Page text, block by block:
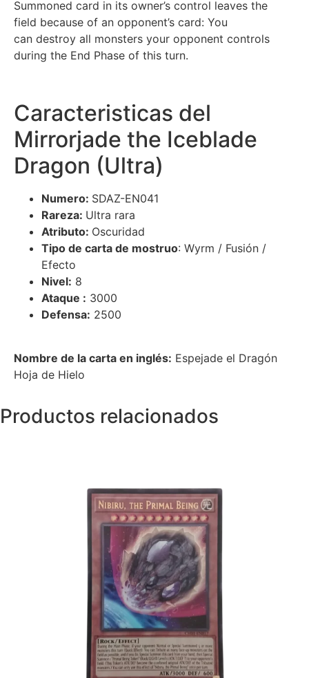
Summoned card in its owner’s control leaves the
field because of an opponent’s card: You
can destroy all monsters your opponent controls
during the End Phase of this turn.
Caracteristicas del
Mirrorjade the Iceblade
Dragon (Ultra)
Numero: SDAZ-EN041
Rareza: Ultra rara
Atributo: Oscuridad
Tipo de carta de mostruo: Wyrm / Fusión /
Efecto
Nivel: 8
Ataque : 3000
Defensa: 2500
Nombre de la carta en inglés: Espejade el Dragón
Hoja de Hielo
Productos relacionados